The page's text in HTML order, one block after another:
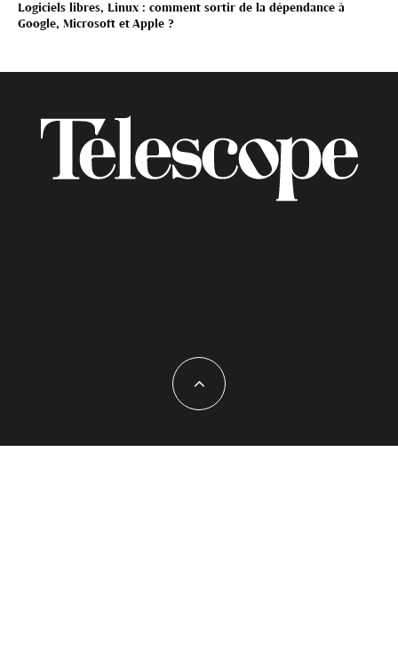
Logiciels libres, Linux : comment sortir de la dépendance à
Google, Microsoft et Apple ?